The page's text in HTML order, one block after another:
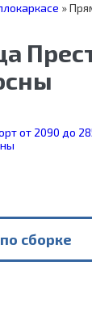
»
сборке